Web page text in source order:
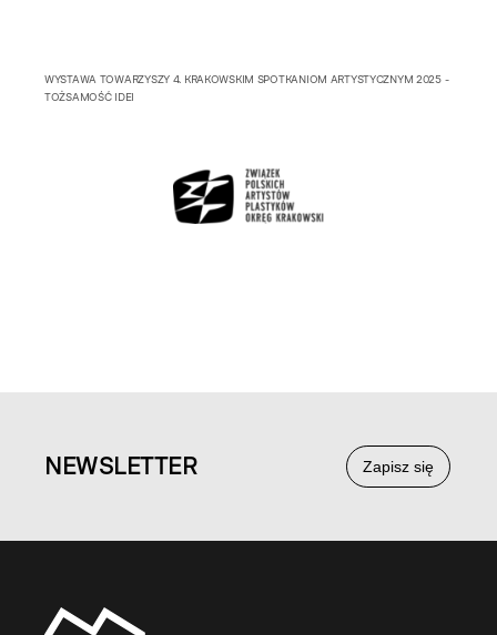
WYSTAWA TOWARZYSZY 4. KRAKOWSKIM SPOTKANIOM ARTYSTYCZNYM 2025 -
TOŻSAMOŚĆ IDEI
Zapisz się
NEWSLETTER